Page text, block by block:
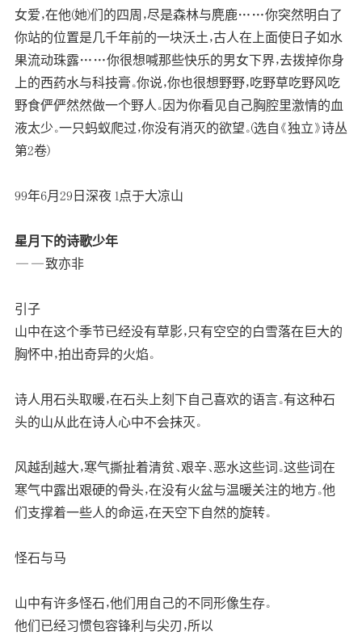
女爱，在他(她)们的四周，尽是森林与麂鹿……你突然明白了
你站的位置是几千年前的一块沃土，古人在上面使日子如水
果流动珠露……你很想喊那些快乐的男女下界，去拨掉你身
上的西药水与科技膏。你说，你也很想野野，吃野草吃野风吃
野食俨俨然然做一个野人。因为你看见自己胸腔里激情的血
液太少。一只蚂蚁爬过，你没有消灭的欲望。(选自《独立》诗丛
第2卷)
99年6月29日深夜 1点于大凉山
星月下的诗歌少年
——致亦非
引子
山中在这个季节已经没有草影，只有空空的白雪落在巨大的
胸怀中，拍出奇异的火焰。
诗人用石头取暖，在石头上刻下自己喜欢的语言。有这种石
头的山从此在诗人心中不会抹灭。
风越刮越大，寒气撕扯着清贫、艰辛、恶水这些词。这些词在
寒气中露出艰硬的骨头，在没有火盆与温暖关注的地方。他
们支撑着一些人的命运，在天空下自然的旋转。
怪石与马
山中有许多怪石，他们用自己的不同形像生存。
他们已经习惯包容锋利与尖刃，所以